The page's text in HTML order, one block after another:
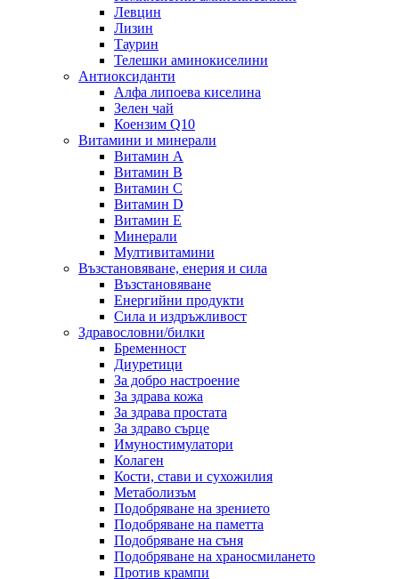
Левцин
Лизин
Таурин
Телешки аминокиселини
Антиоксиданти
Алфа липоева киселина
Зелен чай
Коензим Q10
Витамини и минерали
Витамин А
Витамин B
Витамин C
Витамин D
Витамин E
Минерали
Мултивитамини
Възстановяване, енерия и сила
Възстановяване
Енергийни продукти
Сила и издръжливост
Здравословни/билки
Бременност
Диуретици
За добро настроение
За здрава кожа
За здрава простата
За здраво сърце
Имуностимулатори
Колаген
Кости, стави и сухожилия
Метаболизъм
Подобряване на зрението
Подобряване на паметта
Подобряване на съня
Подобряване на храносмилането
Против крампи